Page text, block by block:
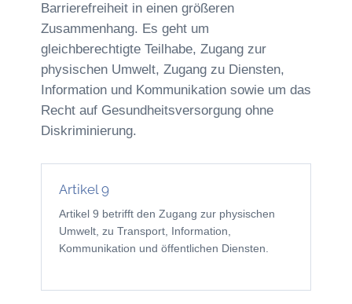
Barrierefreiheit in einen größeren
Zusammenhang. Es geht um
gleichberechtigte Teilhabe, Zugang zur
physischen Umwelt, Zugang zu Diensten,
Information und Kommunikation sowie um das
Recht auf Gesundheitsversorgung ohne
Diskriminierung.
Artikel 9
Artikel 9 betrifft den Zugang zur physischen
Umwelt, zu Transport, Information,
Kommunikation und öffentlichen Diensten.